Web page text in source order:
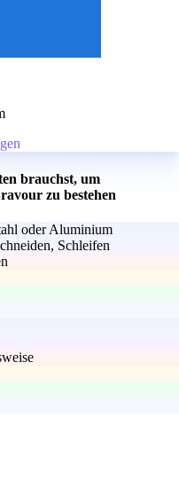
brauchst, um
zu bestehen
oder Aluminium
Schleifen